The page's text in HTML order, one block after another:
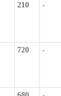
210 -
720 -